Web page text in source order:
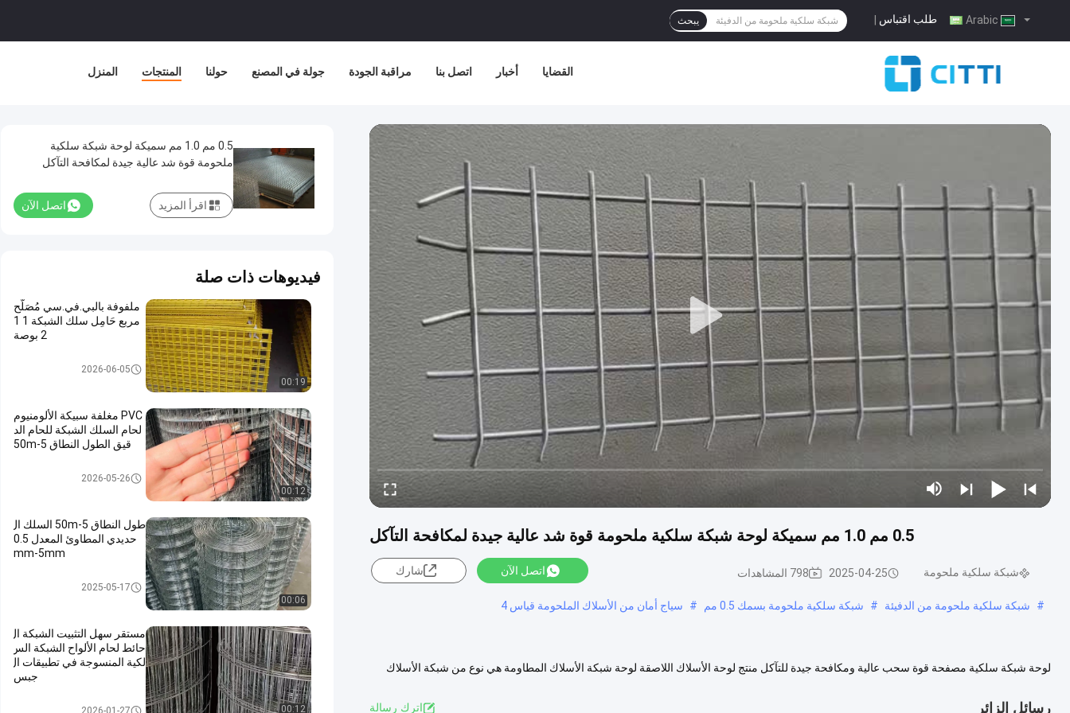
طلب اقتباس يبحث
المنزل المنتجات حولنا جولة في المصنع مراقبة الجودة اتصل بنا أخبار القضايا
0.5 مم 1.0 مم سميكة لوحة شبكة سلكية ملحومة قوة شد عالية جيدة لمكافحة التآكل
شبكة سلكية ملحومة 2025-04-25 798 المشاهدات اتصل الآن شارك
# شبكة سلكية ملحومة من الدفيئة # شبكة سلكية ملحومة بسمك 0.5 مم # سياج أمان من الأسلاك الملحومة قياس 4
لوحة شبكة سلكية مصفحة قوة سحب عالية ومكافحة جيدة للتآكل منتج لوحة الأسلاك اللاصقة لوحة شبكة الأسلاك المطاومة هي نوع من شبكة الأسلاك
رسائل الزائر اترك رسالة
0.5 مم 1.0 مم سميكة لوحة شبكة سلكية
ملحومة قوة شد عالية جيدة لمكافحة التآكل
اتصل الآن اقرأ المزيد
فيديوهات ذات صلة
00:19
ملفوفة بالبي.في.سي مُصَلَّح
مربع حَامِل سلك الشبكة 1 1
2 بوصة
شبكة سلكية ملحومة2026-06-05
00:12
PVC مغلفة سبيكة الألومنيوم
لحام السلك الشبكة للحام الد
قيق الطول النطاق 5-50m
شبكة سلكية ملحومة2026-05-26
00:06
طول النطاق 5-50m السلك ال
حديدي المطاوئ المعدل 0.5
mm-5mm
شبكة سلكية ملحومة2025-05-17
00:12
مستقر سهل التثبيت الشبكة ال
حائط لحام الألواح الشبكة الس
لكية المنسوجة في تطبيقات ال
جبس
شبكة سلكية ملحومة2026-01-27